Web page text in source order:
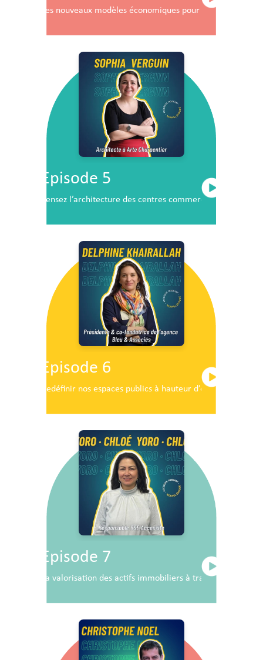
Les nouveaux modèles économiques pour les centres
Episode 5
Pensez l’architecture des centres commerciaux de demain
Episode 6
Redéfinir nos espaces publics à hauteur d’enfants
Episode 7
La valorisation des actifs immobiliers à travers la RSE